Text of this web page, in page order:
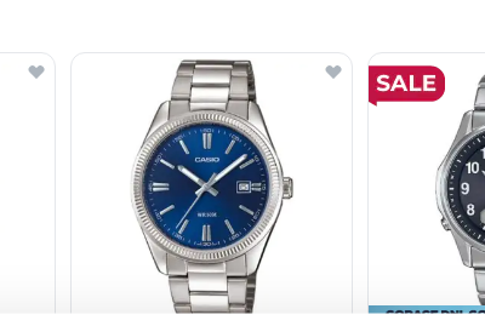
Możesz pominąć karuzelę lub przejść